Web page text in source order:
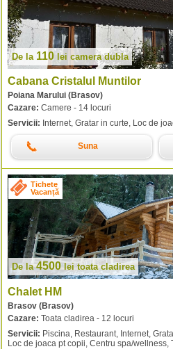
De la 110 lei camera dubla
Cabana Cristalul Muntilor
Poiana Marului (Brasov)
Cazare: Camere - 14 locuri
Servicii: Internet, Gratar in curte, Loc de
Suna
Tichete
Vacanță
De la4500lei toata cladirea
Chalet HM
Brasov (Brasov)
Cazare: Toata cladirea - 12 locuri
Servicii: Piscina, Restaurant, Internet,
Loc de joaca pt copii, Centru spa/wellness,